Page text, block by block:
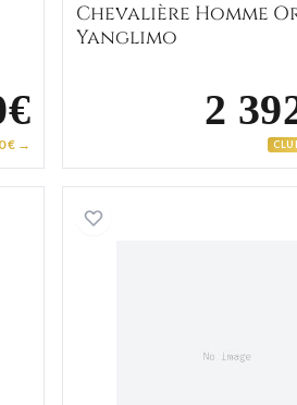
€ →
Chevalière Homme
Yanglimo
2
Or Mariwan Zirconium